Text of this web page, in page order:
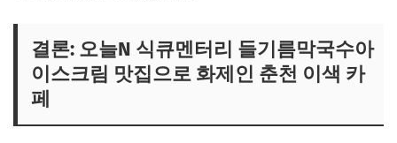
결론: 오늘N 식큐멘터리 들기름막국수아
이스크림 맛집으로 화제인 춘천 이색 카
페